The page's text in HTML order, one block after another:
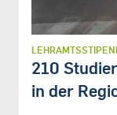
210
in der